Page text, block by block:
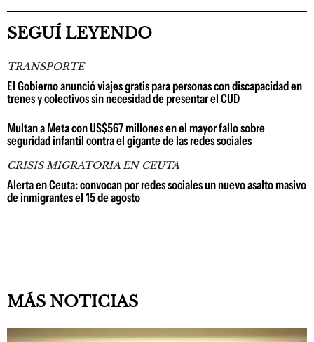
SEGUÍ LEYENDO
TRANSPORTE
El Gobierno anunció viajes gratis para personas con discapacidad en
trenes y colectivos sin necesidad de presentar el CUD
Multan a Meta con US$567 millones en el mayor fallo sobre
seguridad infantil contra el gigante de las redes sociales
CRISIS MIGRATORIA EN CEUTA
Alerta en Ceuta: convocan por redes sociales un nuevo asalto masivo
de inmigrantes el 15 de agosto
MÁS NOTICIAS